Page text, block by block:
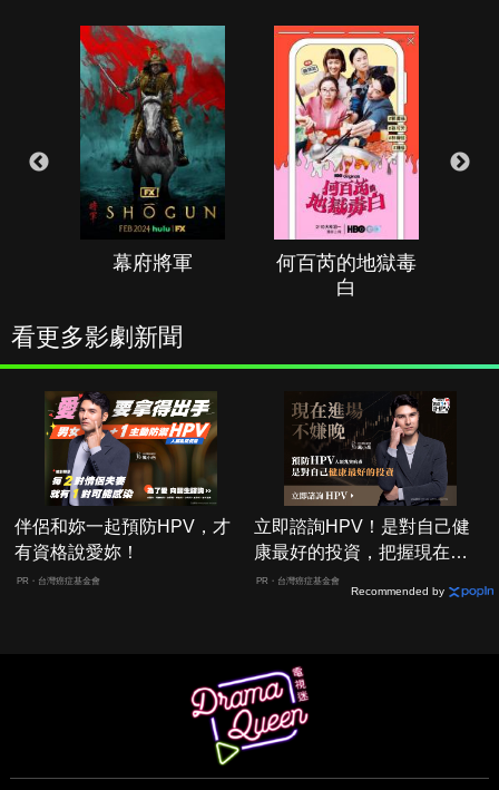
幕府將軍
何百芮的地獄毒
白
看更多影劇新聞
伴侶和妳一起預防HPV，才
有資格說愛妳！
PR・台灣癌症基金會
立即諮詢HPV！是對自己健
康最好的投資，把握現在不
嫌晚！
PR・台灣癌症基金會
Recommended by